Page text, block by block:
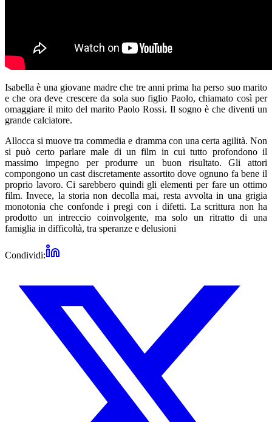
Isabella è una giovane madre che tre anni prima ha perso suo marito
e che ora deve crescere da sola suo figlio Paolo, chiamato così per
omaggiare il mito del marito Paolo Rossi. Il sogno è che diventi un
grande calciatore.
Allocca si muove tra commedia e dramma con una certa agilità. Non
si può certo parlare male di un film in cui tutto profondono il
massimo impegno per produrre un buon risultato. Gli attori
compongono un cast discretamente assortito dove ognuno fa bene il
proprio lavoro. Ci sarebbero quindi gli elementi per fare un ottimo
film. Invece, la storia non decolla mai, resta avvolta in una grigia
monotonia che confonde i pregi con i difetti. La scrittura non ha
prodotto un intreccio coinvolgente, ma solo un ritratto di una
famiglia in difficoltà, tra speranze e delusioni
Condividi: